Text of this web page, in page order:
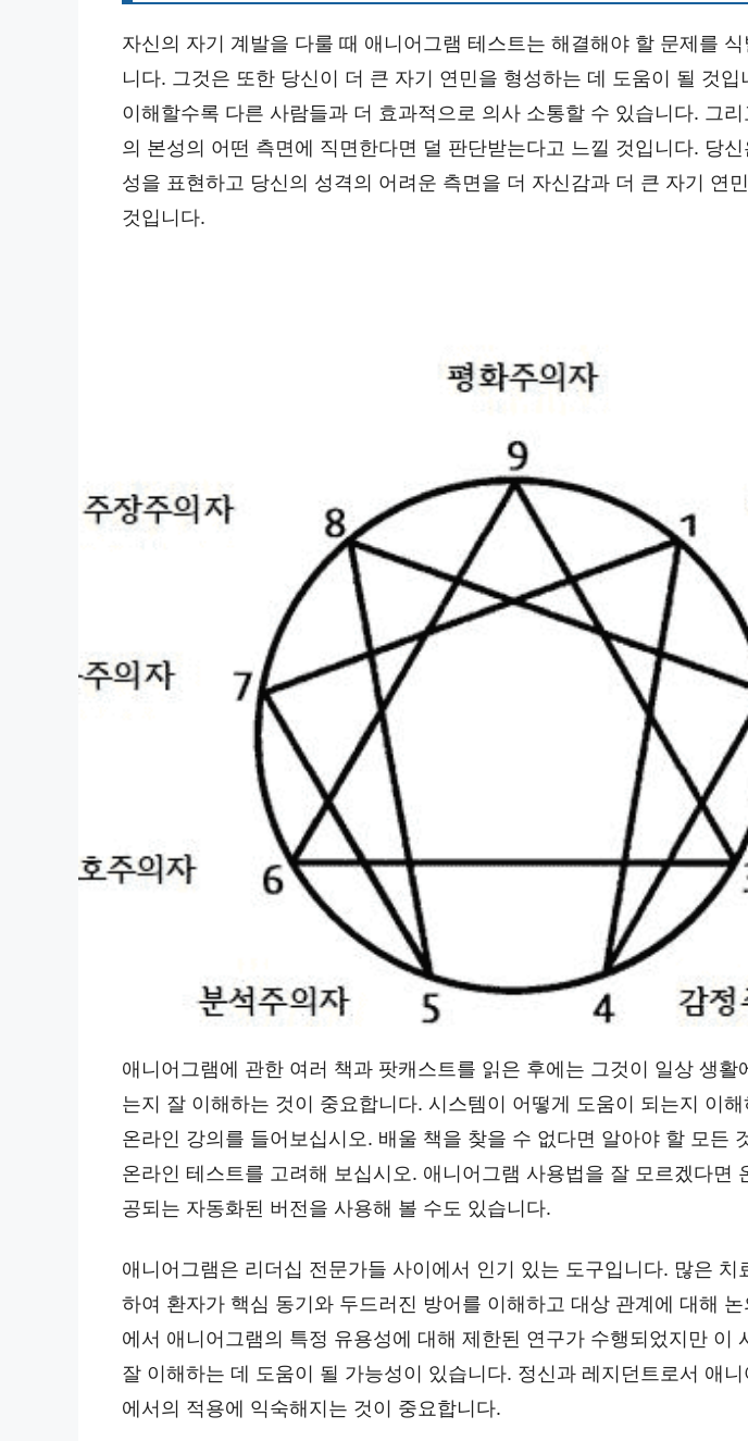
자신의 자기 계발을 다룰 때 애니어그램 테스트는 해결해야 할 문제를
니다. 그것은 또한 당신이 더 큰 자기 연민을 형성하는 데 도움이 될 것입
이해할수록 다른 사람들과 더 효과적으로 의사 소통할 수 있습니다. 그
의 본성의 어떤 측면에 직면한다면 덜 판단받는다고 느낄 것입니다. 당
성을 표현하고 당신의 성격의 어려운 측면을 더 자신감과 더 큰 자기 연
것입니다.
애니어그램에 관한 여러 책과 팟캐스트를 읽은 후에는 그것이 일상 생활
는지 잘 이해하는 것이 중요합니다. 시스템이 어떻게 도움이 되는지 이
온라인 강의를 들어보십시오. 배울 책을 찾을 수 없다면 알아야 할 모든
온라인 테스트를 고려해 보십시오. 애니어그램 사용법을 잘 모르겠다면
공되는 자동화된 버전을 사용해 볼 수도 있습니다.
애니어그램은 리더십 전문가들 사이에서 인기 있는 도구입니다. 많은 치
하여 환자가 핵심 동기와 두드러진 방어를 이해하고 대상 관계에 대해
에서 애니어그램의 특정 유용성에 대해 제한된 연구가 수행되었지만 이
잘 이해하는 데 도움이 될 가능성이 있습니다. 정신과 레지던트로서 애
에서의 적용에 익숙해지는 것이 중요합니다.